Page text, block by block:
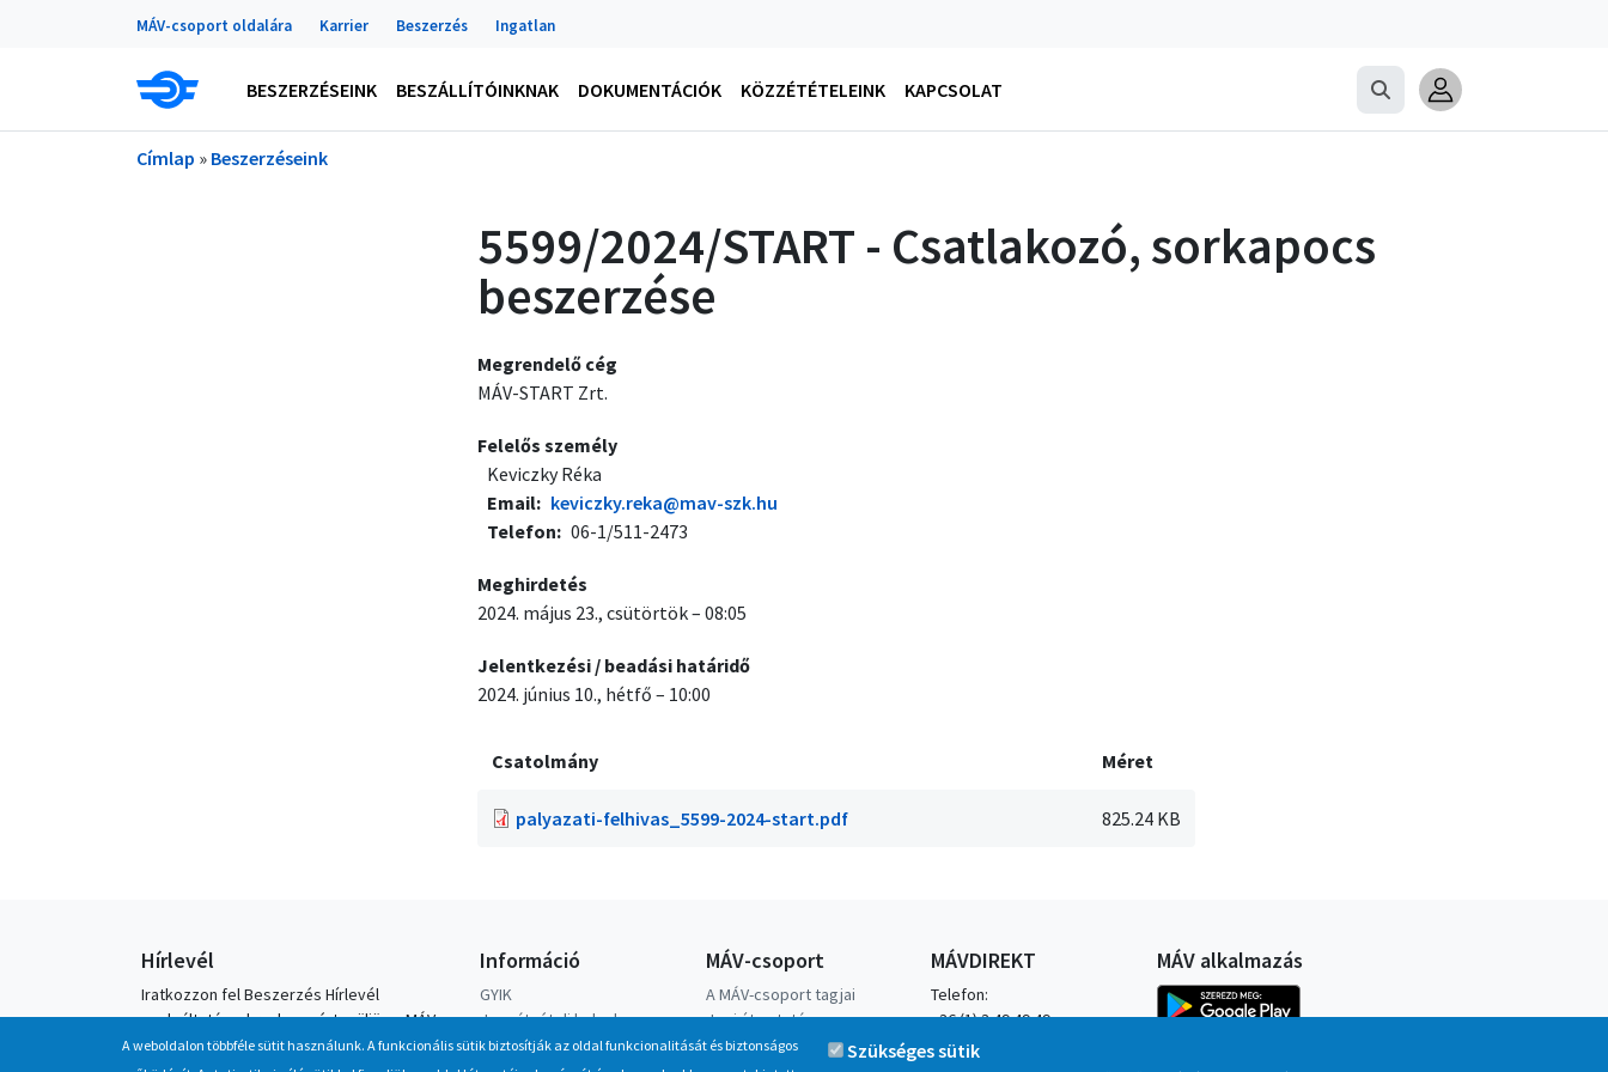
Ugrás a tartalomraPortálok
MÁV-csoport oldalára Karrier Beszerzés Ingatlan
Main navigation
BESZERZÉSEINK BESZÁLLÍTÓINKNAK DOKUMENTÁCIÓK KÖZZÉTÉTELEINK KAPCSOLAT
Morzsa
Címlap Beszerzéseink
5599/2024/START - Csatlakozó, sorkapocs
beszerzése
Megrendelő cég
MÁV-START Zrt.
Felelős személy
Keviczky Réka
Email
keviczky.reka@mav-szk.hu
Telefon
06-1/511-2473
Meghirdetés
2024. május 23., csütörtök – 08:05
Jelentkezési / beadási határidő
2024. június 10., hétfő – 10:00
Csatolmány Méret
palyazati-felhivas_5599-2024-start.pdf 825.24 KB
Hírlevél
Iratkozzon fel Beszerzés Hírlevél
szolgáltatásunkra, hogy értesüljön a MÁV-
csoport által indított új beszerzési
Információ
GYIK
Jegyátvételi helyek
Letölthető menetrendek
MÁV-csoport
A MÁV-csoport tagjai
Jogi útmutatás
Adatvédelem
MÁVDIREKT
Telefon:
+36 (1) 3 49 49 49
Mobilhálózatról:
MÁV alkalmazás
Kép
A weboldalon többféle sütit használunk. A funkcionális sütik biztosítják az oldal funkcionalitását és biztonságos
Szükséges sütik